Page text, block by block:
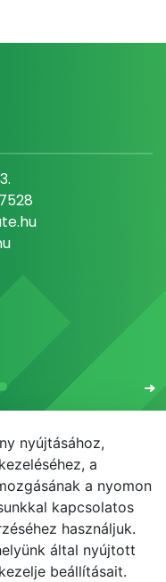
E-learning
nyújtásához,
a
a nyomon
kapcsolatos
használjuk.
által nyújtott
beállításait.